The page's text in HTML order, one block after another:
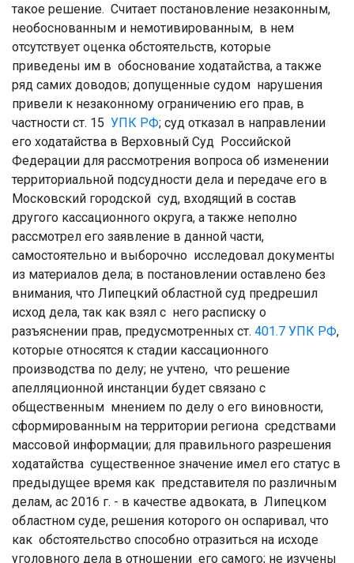
такое решение. Считает постановление незаконным,
необоснованным и немотивированным, в нем
отсутствует оценка обстоятельств, которые
приведены им в обоснование ходатайства, а также
ряд самих доводов; допущенные судом нарушения
привели к незаконному ограничению его прав, в
частности ст. 15 УПК РФ; суд отказал в направлении
его ходатайства в Верховный Суд Российской
Федерации для рассмотрения вопроса об изменении
территориальной подсудности дела и передаче его в
Московский городской суд, входящий в состав
другого кассационного округа, а также неполно
рассмотрел его заявление в данной части,
самостоятельно и выборочно исследовал документы
из материалов дела; в постановлении оставлено без
внимания, что Липецкий областной суд предрешил
исход дела, так как взял с него расписку о
разъяснении прав, предусмотренных ст. 401.7 УПК РФ,
которые относятся к стадии кассационного
производства по делу; не учтено, что решение
апелляционной инстанции будет связано с
общественным мнением по делу о его виновности,
сформированным на территории региона средствами
массовой информации; для правильного разрешения
ходатайства существенное значение имел его статус в
предыдущее время как представителя по различным
делам, ас 2016 г. - в качестве адвоката, в Липецком
областном суде, решения которого он оспаривал, что
как обстоятельство способно отразиться на исходе
уголовного дела в отношении его самого; не изучены